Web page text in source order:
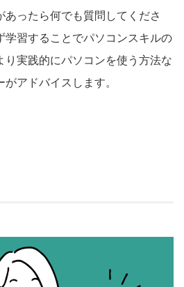
ったら何でも質問してくださ
学習することでパソコンスキルの
り実践的にパソコンを使う方法な
アドバイスします。